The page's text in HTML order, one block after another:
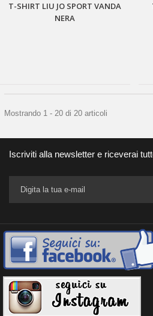
T-SHIRT LIU JO SPORT VANDA
NERA
Mostrando 1 - 20 di 20 articoli
Iscriviti alla newsletter e riceverai